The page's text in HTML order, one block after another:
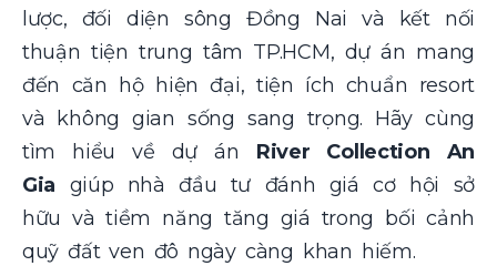
lược, đối diện sông Đồng Nai và kết nối
thuận tiện trung tâm TP.HCM, dự án mang
đến căn hộ hiện đại, tiện ích chuẩn resort
và không gian sống sang trọng. Hãy cùng
tìm hiểu về dự án River Collection An
Gia giúp nhà đầu tư đánh giá cơ hội sở
hữu và tiềm năng tăng giá trong bối cảnh
quỹ đất ven đô ngày càng khan hiếm.